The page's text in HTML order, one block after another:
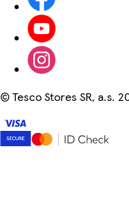
©Tesco Stores SR, a.s.